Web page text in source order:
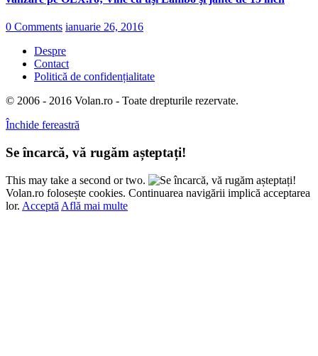
0 Comments ianuarie 26, 2016
Despre
Contact
Politică de confidențialitate
© 2006 - 2016 Volan.ro - Toate drepturile rezervate.
Închide fereastră
Se încarcă, vă rugăm așteptați!
This may take a second or two.
Volan.ro folosește cookies. Continuarea navigării implică acceptarea
lor. Acceptă Află mai multe